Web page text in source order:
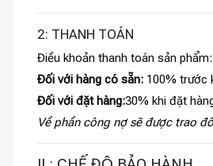
2: THANH TOÁN
Điều khoản thanh toán sản phẩm:
Đối với hàng có sẵn: 100% trước
Đối với đặt hàng:30% khi đặt
Về phần công nợ sẽ được trao